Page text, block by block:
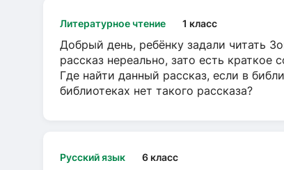
Литературное чтение 1 класс
Добрый день, ребёнку задали читать
рассказ нереально, зато есть
Где найти данный рассказ, если в
библиотеках нет такого рассказа?
Русский язык 6 класс